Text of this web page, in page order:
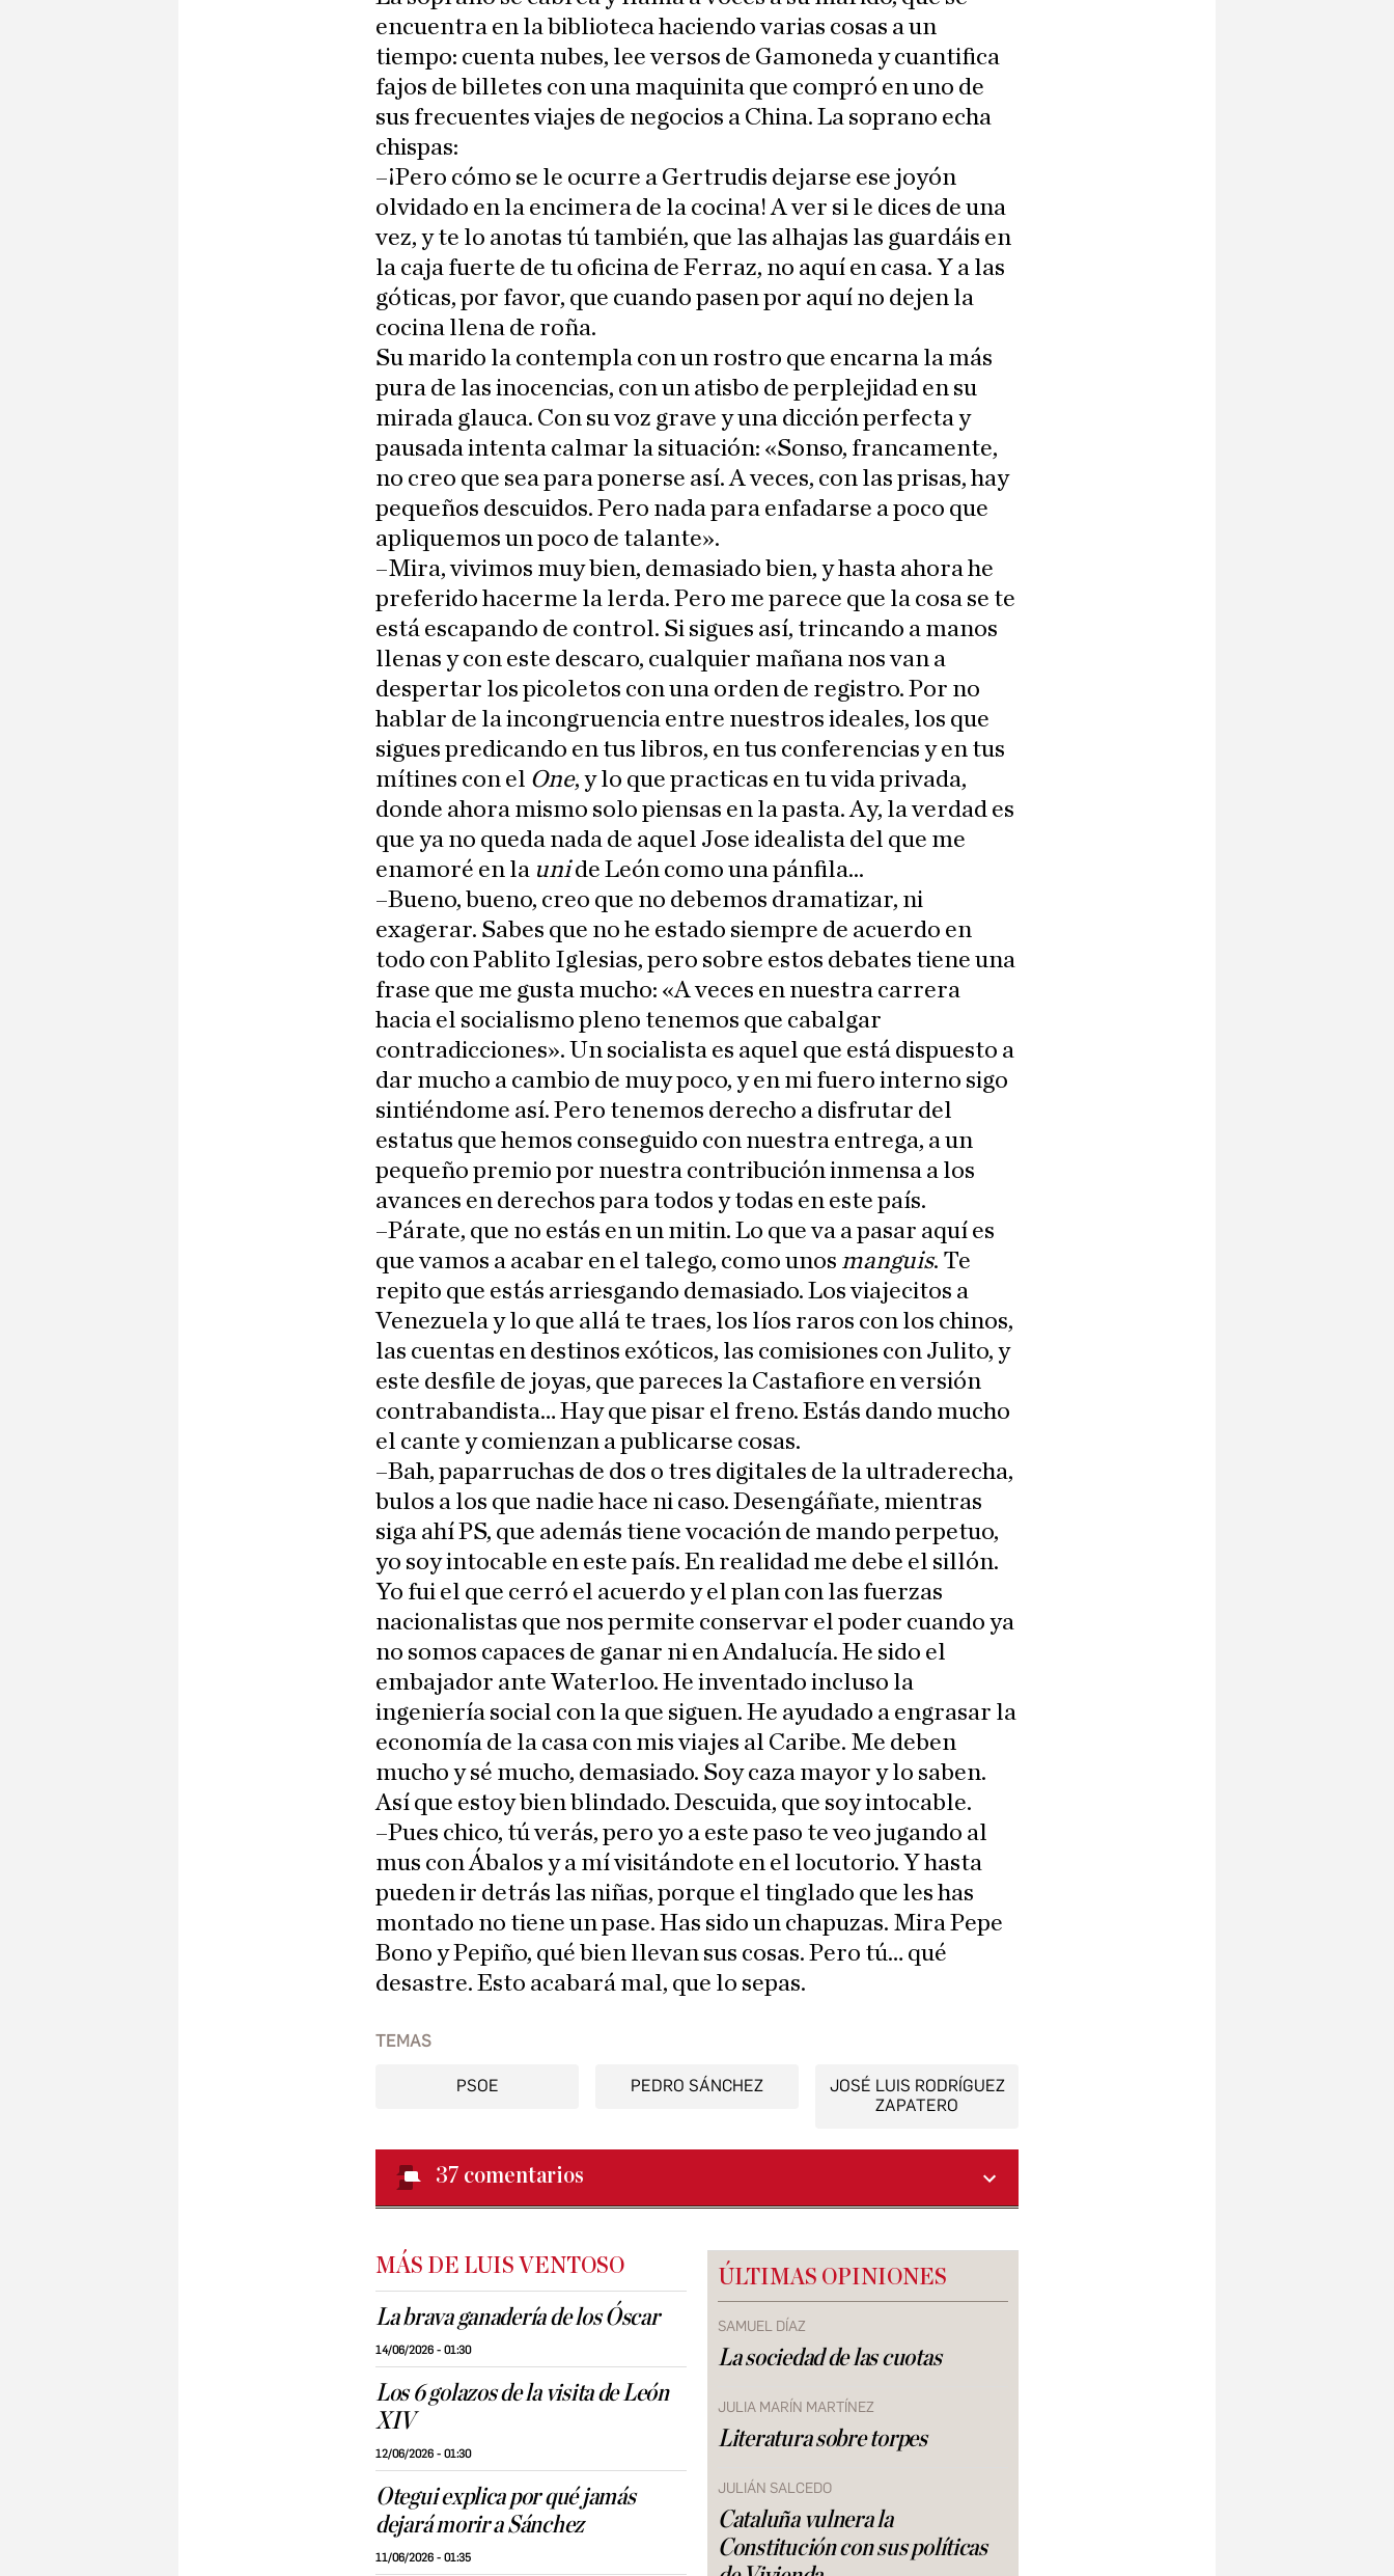
encuentra en la biblioteca haciendo varias cosas a un
tiempo: cuenta nubes, lee versos de Gamoneda y cuantifica
fajos de billetes con una maquinita que compró en uno de
sus frecuentes viajes de negocios a China. La soprano echa
chispas:
–¡Pero cómo se le ocurre a Gertrudis dejarse ese joyón
olvidado en la encimera de la cocina! A ver si le dices de una
vez, y te lo anotas tú también, que las alhajas las guardáis en
la caja fuerte de tu oficina de Ferraz, no aquí en casa. Y a las
góticas, por favor, que cuando pasen por aquí no dejen la
cocina llena de roña.
Su marido la contempla con un rostro que encarna la más
pura de las inocencias, con un atisbo de perplejidad en su
mirada glauca. Con su voz grave y una dicción perfecta y
pausada intenta calmar la situación: «Sonso, francamente,
no creo que sea para ponerse así. A veces, con las prisas, hay
pequeños descuidos. Pero nada para enfadarse a poco que
apliquemos un poco de talante».
–Mira, vivimos muy bien, demasiado bien, y hasta ahora he
preferido hacerme la lerda. Pero me parece que la cosa se te
está escapando de control. Si sigues así, trincando a manos
llenas y con este descaro, cualquier mañana nos van a
despertar los picoletos con una orden de registro. Por no
hablar de la incongruencia entre nuestros ideales, los que
sigues predicando en tus libros, en tus conferencias y en tus
mítines con el One, y lo que practicas en tu vida privada,
donde ahora mismo solo piensas en la pasta. Ay, la verdad es
que ya no queda nada de aquel Jose idealista del que me
enamoré en la unide León como una pánfila...
–Bueno, bueno, creo que no debemos dramatizar, ni
exagerar. Sabes que no he estado siempre de acuerdo en
todo con Pablito Iglesias, pero sobre estos debates tiene una
frase que me gusta mucho: «A veces en nuestra carrera
hacia el socialismo pleno tenemos que cabalgar
contradicciones». Un socialista es aquel que está dispuesto a
dar mucho a cambio de muy poco, y en mi fuero interno sigo
sintiéndome así. Pero tenemos derecho a disfrutar del
estatus que hemos conseguido con nuestra entrega, a un
pequeño premio por nuestra contribución inmensa a los
avances en derechos para todos y todas en este país.
–Párate, que no estás en un mitin. Lo que va a pasar aquí es
que vamos a acabar en el talego, como unos manguis. Te
repito que estás arriesgando demasiado. Los viajecitos a
Venezuela y lo que allá te traes, los líos raros con los chinos,
las cuentas en destinos exóticos, las comisiones con Julito, y
este desfile de joyas, que pareces la Castafiore en versión
contrabandista… Hay que pisar el freno. Estás dando mucho
el cante y comienzan a publicarse cosas.
–Bah, paparruchas de dos o tres digitales de la ultraderecha,
bulos a los que nadie hace ni caso. Desengáñate, mientras
siga ahí PS, que además tiene vocación de mando perpetuo,
yo soy intocable en este país. En realidad me debe el sillón.
Yo fui el que cerró el acuerdo y el plan con las fuerzas
nacionalistas que nos permite conservar el poder cuando ya
no somos capaces de ganar ni en Andalucía. He sido el
embajador ante Waterloo. He inventado incluso la
ingeniería social con la que siguen. He ayudado a engrasar la
economía de la casa con mis viajes al Caribe. Me deben
mucho y sé mucho, demasiado. Soy caza mayor y lo saben.
Así que estoy bien blindado. Descuida, que soy intocable.
–Pues chico, tú verás, pero yo a este paso te veo jugando al
mus con Ábalos y a mí visitándote en el locutorio. Y hasta
pueden ir detrás las niñas, porque el tinglado que les has
montado no tiene un pase. Has sido un chapuzas. Mira Pepe
Bono y Pepiño, qué bien llevan sus cosas. Pero tú… qué
desastre. Esto acabará mal, que lo sepas.
TEMAS
PSOE PEDRO SÁNCHEZ
JOSÉ LUIS RODRÍGUEZ
ZAPATERO
37 comentarios
MÁS DE LUIS VENTOSO
La brava ganadería de los Óscar
14/06/2026 - 01:30
Los 6 golazos de la visita de León
XIV
12/06/2026 - 01:30
Otegui explica por qué jamás
dejará morir a Sánchez
11/06/2026 - 01:35
ÚLTIMAS OPINIONES
SAMUEL DÍAZ
La sociedad de las cuotas
JULIA MARÍN MARTÍNEZ
Literatura sobre torpes
JULIÁN SALCEDO
Cataluña vulnera la
Constitución con sus políticas